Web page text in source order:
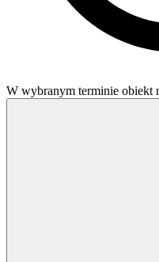
W wybranym terminie obiekt